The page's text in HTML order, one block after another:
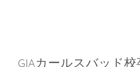
GIAカールスバッド